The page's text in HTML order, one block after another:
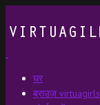
घर
ब्राउज़ virtuagirls